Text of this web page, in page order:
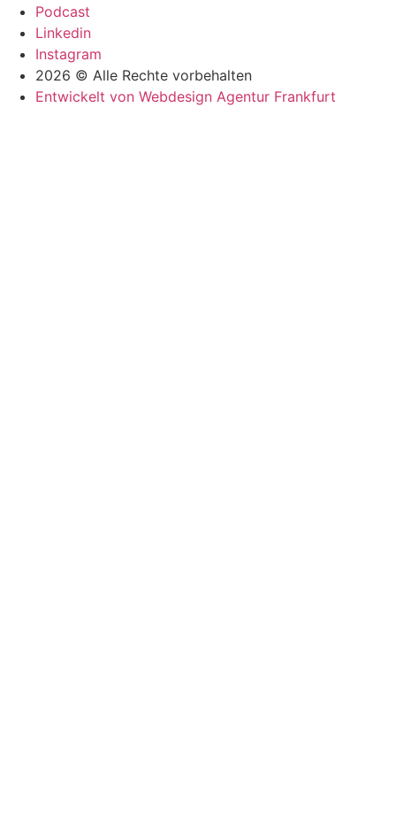
Podcast
Linkedin
Instagram
2026 © Alle Rechte vorbehalten
Entwickelt von Webdesign Agentur Frankfurt